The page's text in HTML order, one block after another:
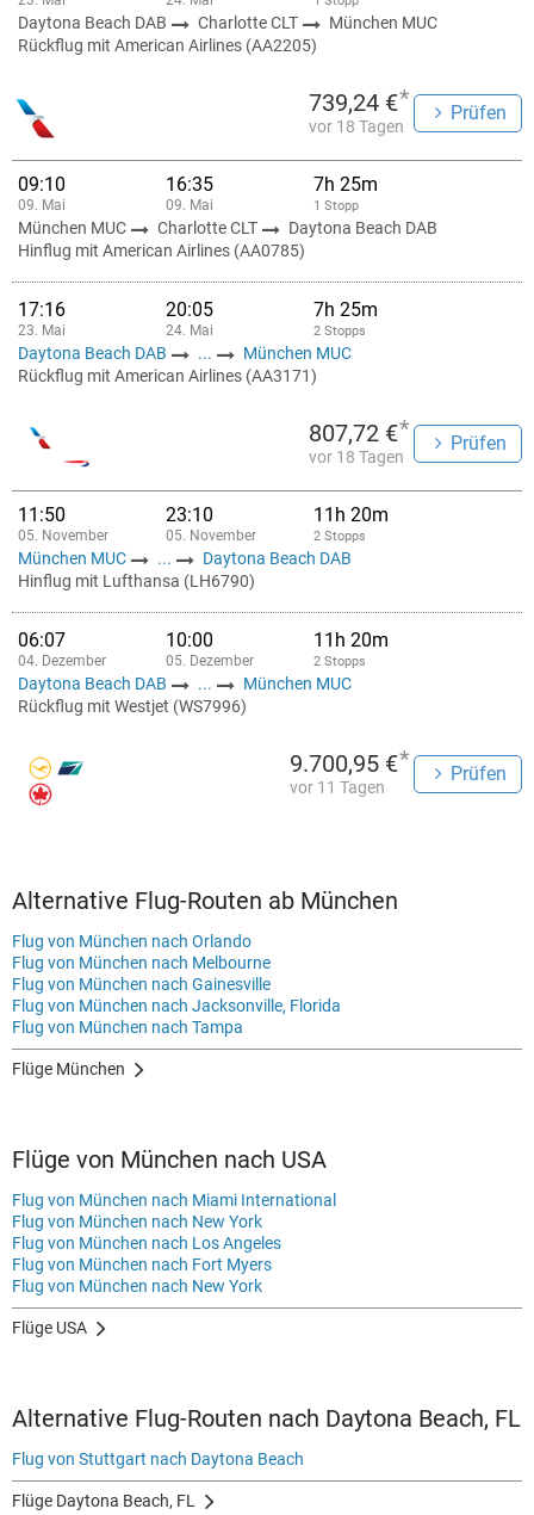
Daytona Beach DAB Charlotte CLT
München MUC
Rückflug mit American Airlines (AA2205)
739,24 €*
vor 18 Tagen
Prüfen
09:10
09. Mai
16:35
09. Mai
7h 25m
1 Stopp
München MUC Charlotte CLT
Daytona Beach DAB
Hinflug mit American Airlines (AA0785)
17:16
23. Mai
20:05
24. Mai
7h 25m
2 Stopps
Daytona Beach DAB ...
München MUC
Rückflug mit American Airlines (AA3171)
807,72 €*
vor 18 Tagen
Prüfen
11:50
05. November
23:10
05. November
11h 20m
2 Stopps
München MUC ...
Daytona Beach DAB
Hinflug mit Lufthansa (LH6790)
06:07
04. Dezember
10:00
05. Dezember
11h 20m
2 Stopps
Daytona Beach DAB ...
München MUC
Rückflug mit Westjet (WS7996)
9.700,95 €*
vor 11 Tagen
Prüfen
Alternative Flug-Routen ab München
Flug von München nach Orlando
Flug von München nach Melbourne
Flug von München nach Gainesville
Flug von München nach Jacksonville, Florida
Flug von München nach Tampa
Flüge München
Flüge von München nach USA
Flug von München nach Miami International
Flug von München nach New York
Flug von München nach Los Angeles
Flug von München nach Fort Myers
Flug von München nach New York
Flüge USA
Alternative Flug-Routen nach Daytona Beach, FL
Flug von Stuttgart nach Daytona Beach
Flüge Daytona Beach, FL